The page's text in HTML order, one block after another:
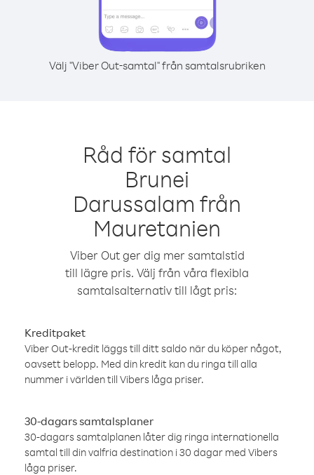
Välj "Viber Out-samtal" från samtalsrubriken
Råd för samtal
Brunei
Darussalam från
Mauretanien
Viber Out ger dig mer samtalstid
till lägre pris. Välj från våra flexibla
samtalsalternativ till lågt pris:
Kreditpaket
Viber Out-kredit läggs till ditt saldo när du köper något,
oavsett belopp. Med din kredit kan du ringa till alla
nummer i världen till Vibers låga priser.
30-dagars samtalsplaner
30-dagars samtalplanen låter dig ringa internationella
samtal till din valfria destination i 30 dagar med Vibers
låga priser.